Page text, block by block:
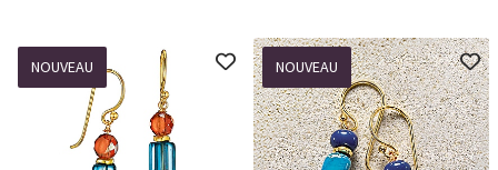
NOUVEAU NOUVEAU